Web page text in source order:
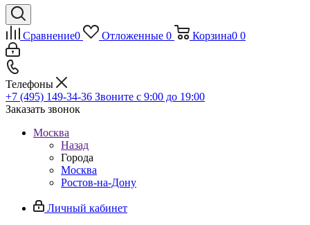
Сравнение0 Отложенные 0 Корзина0 0
Телефоны
+7 (495) 149-34-36 Звоните с 9:00 до 19:00
Заказать звонок
Москва
Назад
Города
Москва
Ростов-на-Дону
Личный кабинет